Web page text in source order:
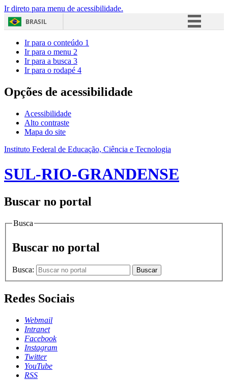
Ir direto para menu de acessibilidade.
BRASIL
Acesso à informação
Ir para o conteúdo 1
Ir para o menu 2
Ir para a busca 3
Ir para o rodapé 4
Opções de acessibilidade
Acessibilidade
Alto contraste
Mapa do site
Instituto Federal de Educação, Ciência e Tecnologia
SUL-RIO-GRANDENSE
Buscar no portal
Busca
Buscar no portal
Busca: Buscar
Redes Sociais
Webmail
Intranet
Facebook
Instagram
Twitter
YouTube
RSS